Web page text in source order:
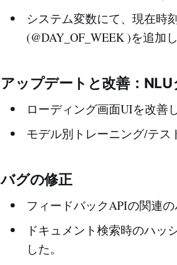
システム変数にて、現在時
(@DAY_OF_WEEK )を追加
アップデートと改善：
ローディング画面UIを改善
モデル別トレーニング/テス
バグの修正
フィードバックAPIの関連の
ドキュメント検索時のハッ
した。